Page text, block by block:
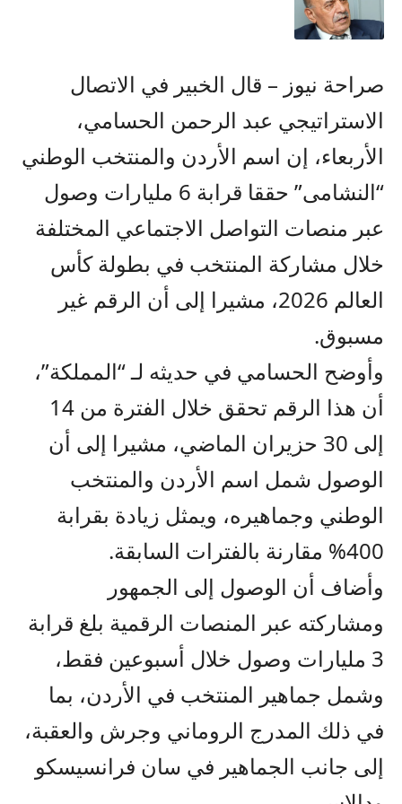
صراحة نيوز – قال الخبير في الاتصال
الاستراتيجي عبد الرحمن الحسامي،
الأربعاء، إن اسم الأردن والمنتخب الوطني
“النشامى” حققا قرابة 6 مليارات وصول
عبر منصات التواصل الاجتماعي المختلفة
خلال مشاركة المنتخب في بطولة كأس
العالم 2026، مشيرا إلى أن الرقم غير
مسبوق.
وأوضح الحسامي في حديثه لـ “المملكة”،
أن هذا الرقم تحقق خلال الفترة من 14
إلى 30 حزيران الماضي، مشيرا إلى أن
الوصول شمل اسم الأردن والمنتخب
الوطني وجماهيره، ويمثل زيادة بقرابة
400% مقارنة بالفترات السابقة.
وأضاف أن الوصول إلى الجمهور
ومشاركته عبر المنصات الرقمية بلغ قرابة
3 مليارات وصول خلال أسبوعين فقط،
وشمل جماهير المنتخب في الأردن، بما
في ذلك المدرج الروماني وجرش والعقبة،
إلى جانب الجماهير في سان فرانسيسكو